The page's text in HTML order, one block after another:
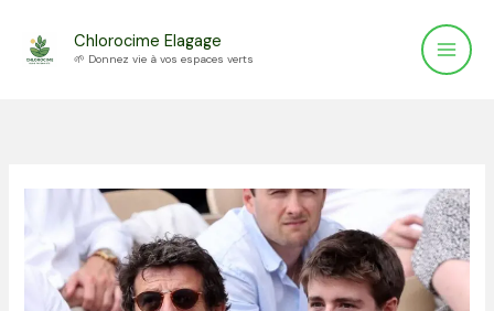
Chlorocime Elagage
🌱 Donnez vie à vos espaces verts